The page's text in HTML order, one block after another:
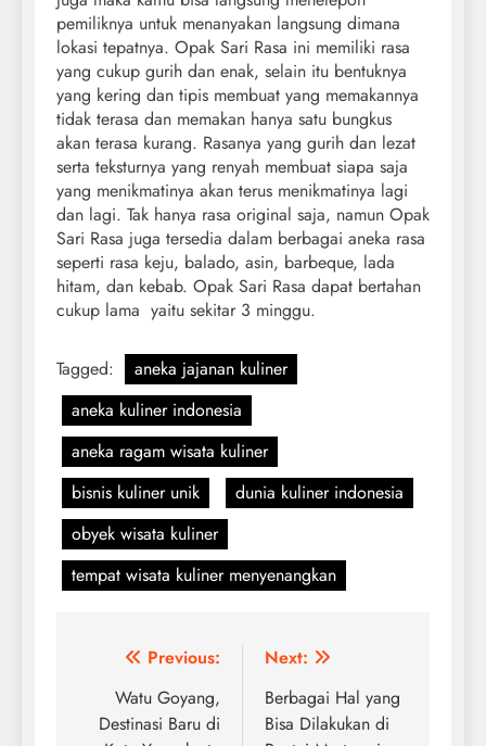
pemiliknya untuk menanyakan langsung dimana
lokasi tepatnya. Opak Sari Rasa ini memiliki rasa
yang cukup gurih dan enak, selain itu bentuknya
yang kering dan tipis membuat yang memakannya
tidak terasa dan memakan hanya satu bungkus
akan terasa kurang. Rasanya yang gurih dan lezat
serta teksturnya yang renyah membuat siapa saja
yang menikmatinya akan terus menikmatinya lagi
dan lagi. Tak hanya rasa original saja, namun Opak
Sari Rasa juga tersedia dalam berbagai aneka rasa
seperti rasa keju, balado, asin, barbeque, lada
hitam, dan kebab. Opak Sari Rasa dapat bertahan
cukup lama yaitu sekitar 3 minggu.
Tagged:
aneka jajanan kuliner
aneka kuliner indonesia
aneka ragam wisata kuliner
bisnis kuliner unik
dunia kuliner indonesia
obyek wisata kuliner
tempat wisata kuliner menyenangkan
Navigasi
pos
Previous:
Watu Goyang,
Destinasi Baru di
Next:
Berbagai Hal yang
Bisa Dilakukan di